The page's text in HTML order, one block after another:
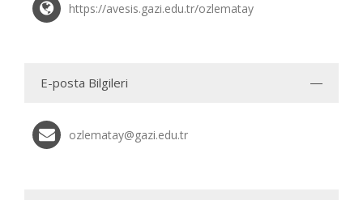
https://avesis.gazi.edu.tr/ozlematay
E-posta Bilgileri
ozlematay@gazi.edu.tr